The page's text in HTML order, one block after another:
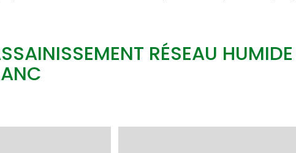
RÉSEAU